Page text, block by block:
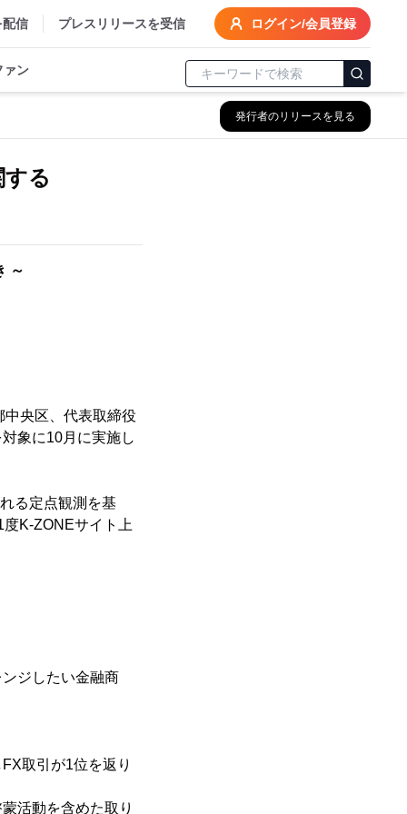
配信 プレスリリースを受信 ログイン/会員登録
ァン
発行者のリリースを見る
る
～
央区、代表取締役
象に10月に実施し
る定点観測を基
K-ZONEサイト上
ジしたい金融商
取引が1位を返り
活動を含めた取り